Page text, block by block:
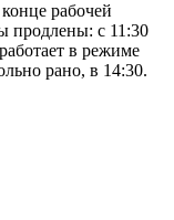
рабочей
продлены: с 11:30
в режиме
рано, в 14:30.